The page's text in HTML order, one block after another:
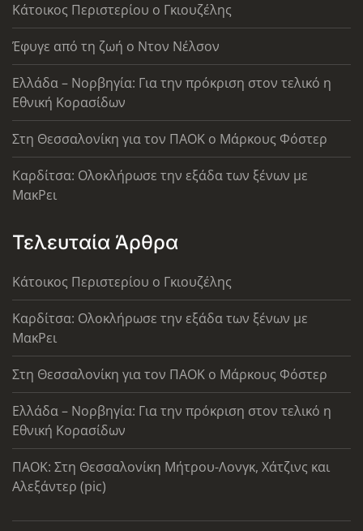
Κάτοικος Περιστερίου ο Γκιουζέλης
Έφυγε από τη ζωή ο Ντον Νέλσον
Ελλάδα – Νορβηγία: Για την πρόκριση στον τελικό η
Εθνική Κορασίδων
Στη Θεσσαλονίκη για τον ΠΑΟΚ ο Μάρκους Φόστερ
Καρδίτσα: Ολοκλήρωσε την εξάδα των ξένων με
ΜακΡει
Τελευταία Άρθρα
Κάτοικος Περιστερίου ο Γκιουζέλης
Καρδίτσα: Ολοκλήρωσε την εξάδα των ξένων με
ΜακΡει
Στη Θεσσαλονίκη για τον ΠΑΟΚ ο Μάρκους Φόστερ
Ελλάδα – Νορβηγία: Για την πρόκριση στον τελικό η
Εθνική Κορασίδων
ΠΑΟΚ: Στη Θεσσαλονίκη Μήτρου-Λονγκ, Χάτζινς και
Αλεξάντερ (pic)